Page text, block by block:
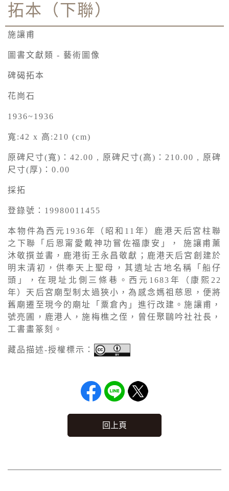
拓本（下聯）
施讓甫
圖書文獻類 - 藝術圖像
碑碣拓本
花崗石
1936~1936
寬:42 x 高:210 (cm)
原碑尺寸(寬)：42.00 , 原碑尺寸(高)：210.00 , 原碑
尺寸(厚)：0.00
採拓
登錄號：19980011455
本物件為西元1936年（昭和11年）鹿港天后宮柱聯
之下聯「后恩甯愛戴神功嘗佐福康安」， 施讓甫薰
沐敬撰並書，鹿港街王永昌敬獻；鹿港天后宮創建於
明末清初，供奉天上聖母，其遺址古地名稱「船仔
頭」，在現址北側三條巷。西元1683年（康熙22
年）天后宮廟型制太過狹小，為感念媽祖慈恩，便將
舊廟遷至現今的廟址「粟倉內」進行改建。施讓甫，
號亮圃，鹿港人，施梅樵之侄，曾任聚鷗吟社社長，
工書畫篆刻。
藏品描述-授權標示：
回上頁